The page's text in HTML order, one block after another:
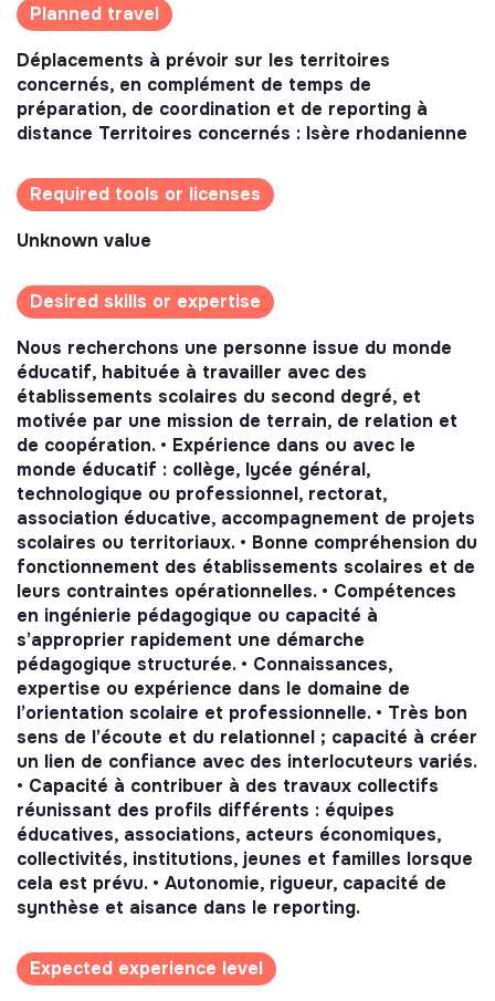
Planned travel
Déplacements à prévoir sur les territoires
concernés, en complément de temps de
préparation, de coordination et de reporting à
distance Territoires concernés : Isère rhodanienne
Required tools or licenses
Unknown value
Desired skills or expertise
Nous recherchons une personne issue du monde
éducatif, habituée à travailler avec des
établissements scolaires du second degré, et
motivée par une mission de terrain, de relation et
de coopération. • Expérience dans ou avec le
monde éducatif : collège, lycée général,
technologique ou professionnel, rectorat,
association éducative, accompagnement de projets
scolaires ou territoriaux. • Bonne compréhension du
fonctionnement des établissements scolaires et de
leurs contraintes opérationnelles. • Compétences
en ingénierie pédagogique ou capacité à
s’approprier rapidement une démarche
pédagogique structurée. • Connaissances,
expertise ou expérience dans le domaine de
l’orientation scolaire et professionnelle. • Très bon
sens de l’écoute et du relationnel ; capacité à créer
un lien de confiance avec des interlocuteurs variés.
• Capacité à contribuer à des travaux collectifs
réunissant des profils différents : équipes
éducatives, associations, acteurs économiques,
collectivités, institutions, jeunes et familles lorsque
cela est prévu. • Autonomie, rigueur, capacité de
synthèse et aisance dans le reporting.
Expected experience level